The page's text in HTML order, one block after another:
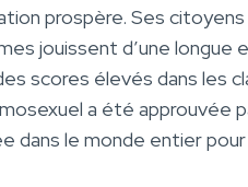
prospère. Ses
jouissent d’une longue
scores élevés dans les
a été approuvée
dans le monde entier